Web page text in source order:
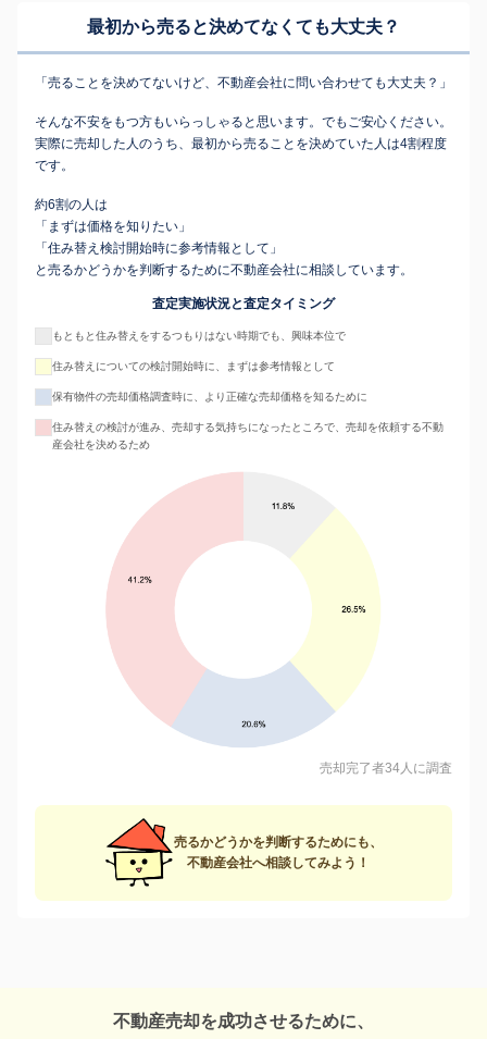
最初から売ると決めてなくても大丈夫？
「売ることを決めてないけど、不動産会社に問い合わせても大丈夫？」
そんな不安をもつ方もいらっしゃると思います。でもご安心ください。
実際に売却した人のうち、最初から売ることを決めていた人は4割程度
です。
約6割の人は
「まずは価格を知りたい」
「住み替え検討開始時に参考情報として」
と売るかどうかを判断するために不動産会社に相談しています。
査定実施状況と査定タイミング
もともと住み替えをするつもりはない時期でも、興味本位で
住み替えについての検討開始時に、まずは参考情報として
保有物件の売却価格調査時に、より正確な売却価格を知るために
住み替えの検討が進み、売却する気持ちになったところで、売却を依頼する不動
産会社を決めるため
売却完了者34人に調査
売るかどうかを判断するためにも、
不動産会社へ相談してみよう！
不動産売却を成功させるために、